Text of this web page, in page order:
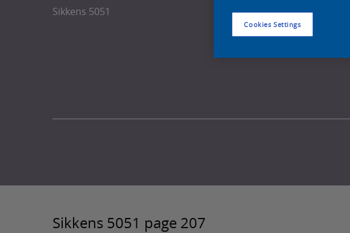
Sikkens 5051
Sikkens 5051 page 207
Cookies Settings